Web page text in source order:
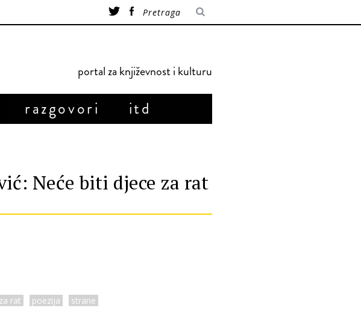
portal za književnost i kulturu
razgovori itd
Neće biti djece za rat
rat poezija strane